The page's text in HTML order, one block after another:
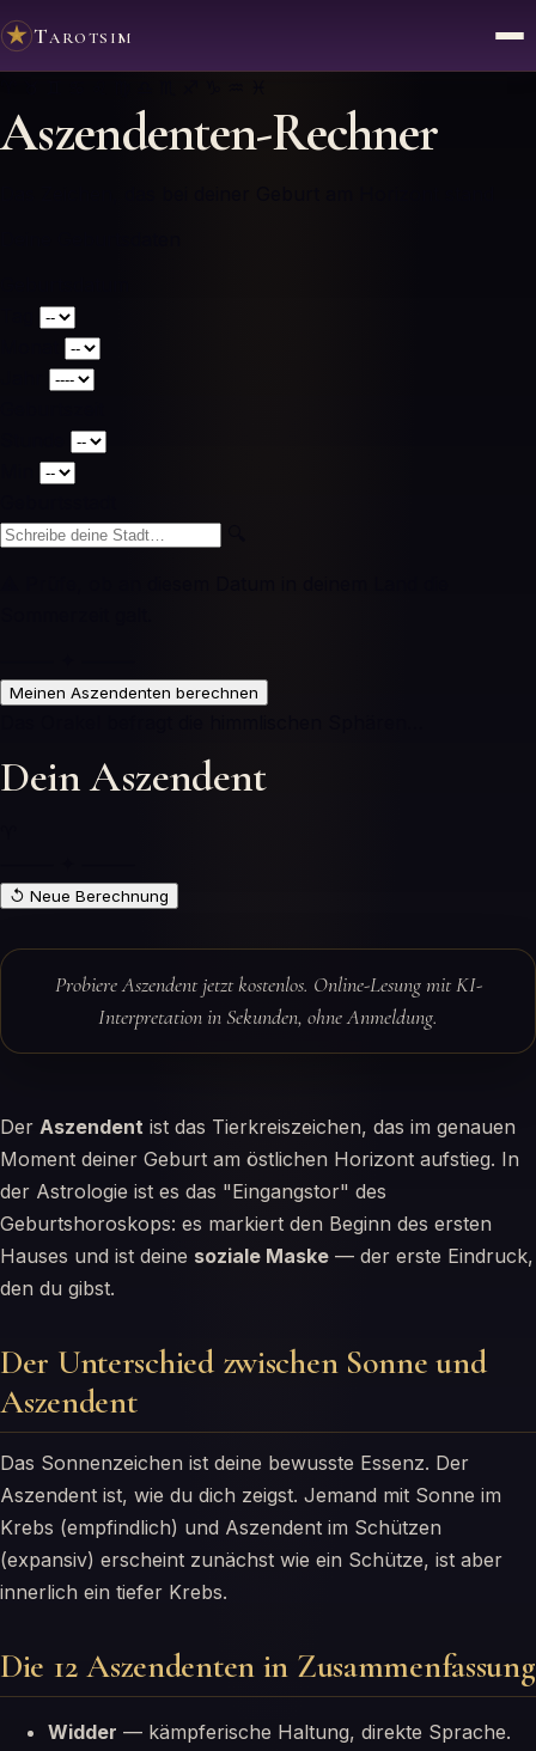
Tarotsim
Aszendenten-Rechner
Meinen Aszendenten berechnen
Dein Aszendent
↺ Neue Berechnung
Probiere Aszendent jetzt kostenlos. Online-Lesung mit KI-
Interpretation in Sekunden, ohne Anmeldung.
Der Aszendent ist das Tierkreiszeichen, das im genauen
Moment deiner Geburt am östlichen Horizont aufstieg. In
der Astrologie ist es das "Eingangstor" des
Geburtshoroskops: es markiert den Beginn des ersten
Hauses und ist deine soziale Maske — der erste Eindruck,
den du gibst.
Der Unterschied zwischen Sonne und
Aszendent
Das Sonnenzeichen ist deine bewusste Essenz. Der
Aszendent ist, wie du dich zeigst. Jemand mit Sonne im
Krebs (empfindlich) und Aszendent im Schützen
(expansiv) erscheint zunächst wie ein Schütze, ist aber
innerlich ein tiefer Krebs.
Die 12 Aszendenten in Zusammenfassung
Widder — kämpferische Haltung, direkte Sprache.